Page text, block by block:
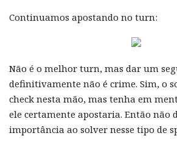
Continuamos apostando no turn:
Não é o melhor turn, mas dar um
definitivamente não é crime. Sim, o
check nesta mão, mas tenha em
ele certamente apostaria. Então não
importância ao solver nesse tipo de